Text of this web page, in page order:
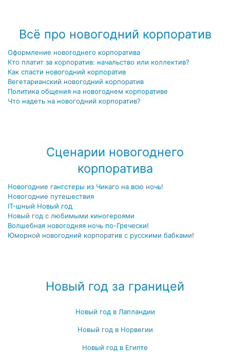
Всё про новогодний корпоратив
Оформление новогоднего корпоратива
Кто платит за корпоратив: начальство или коллектив?
Как спасти новогодний корпоратив
Вегетарианский новогодний корпоратив
Политика общения на новогоднем корпоративе
Что надеть на новогодний корпоратив?
Сценарии новогоднего
корпоратива
Новогодние гангстеры из Чикаго на всю ночь!
Новогодние путешествия
IT-шный Новый год
Новый год с любимыми киногероями
Волшебная новогодняя ночь по-Гречески!
Юморной новогодний корпоратив с русскими бабками!
Новый год за границей
Новый год в Лапландии
Новый год в Норвегии
Новый год в Египте